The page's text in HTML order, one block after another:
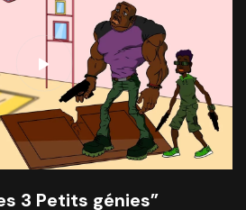
3 Petits génies”